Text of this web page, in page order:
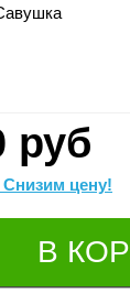
руб
цену!